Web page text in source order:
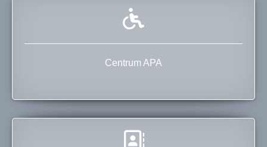
Centrum APA